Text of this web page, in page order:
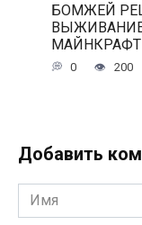
БОМЖЕЙ
МАЙНКРАФТ
0 200
Добавить
Имя
*